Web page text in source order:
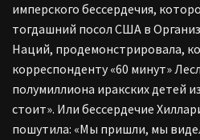
имперского бессердечия,
тогдашний посол США в
Наций, продемонстрировала,
корреспонденту «60 минут»
полумиллиона иракских детей
стоит». Или бессердечие
пошутила: «Мы пришли, мы